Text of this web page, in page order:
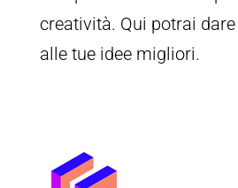
creatività. Qui potrai
alle tue idee migliori.